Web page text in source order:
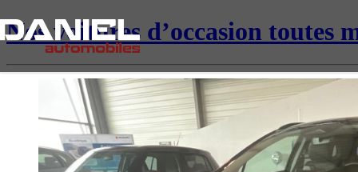
Nos voitures d’occasion toutes